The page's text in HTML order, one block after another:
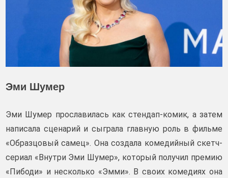
Эми Шумер
Эми Шумер прославилась как стендап-комик, а затем
написала сценарий и сыграла главную роль в фильме
«Образцовый самец». Она создала комедийный скетч-
сериал «Внутри Эми Шумер», который получил премию
«Пибоди» и несколько «Эмми». В своих комедиях она